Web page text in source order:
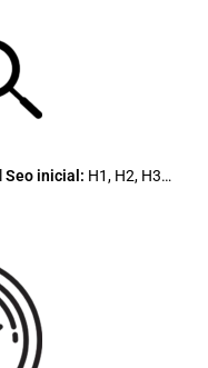
Seo inicial: H1, H2, H3…